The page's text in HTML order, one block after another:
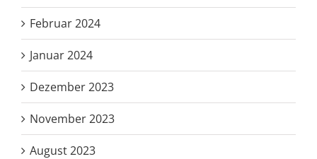
Februar 2024
Januar 2024
Dezember 2023
November 2023
August 2023